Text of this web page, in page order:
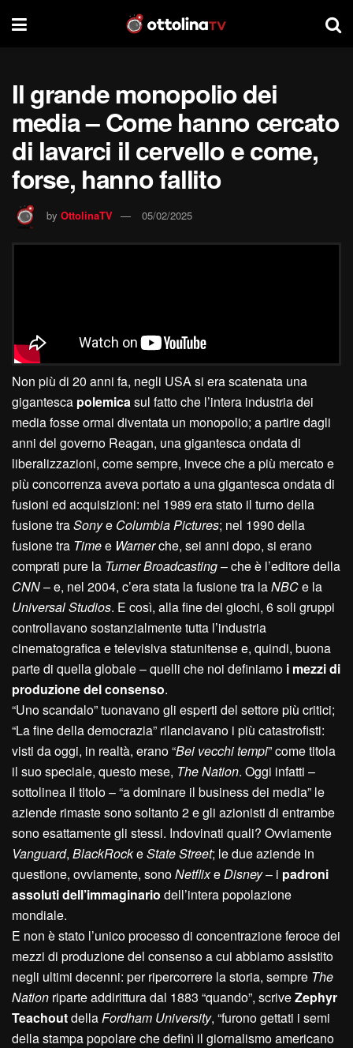
Il grande monopolio dei
media – Come hanno cercato
di lavarci il cervello e come,
forse, hanno fallito
by OttolinaTV 05/02/2025
Non più di 20 anni fa, negli USA si era scatenata una
gigantesca polemicasul fatto che l’intera industria dei
media fosse ormai diventata un monopolio; a partire dagli
anni del governo Reagan, una gigantesca ondata di
liberalizzazioni, come sempre, invece che a più mercato e
più concorrenza aveva portato a una gigantesca ondata di
fusioni ed acquisizioni: nel 1989 era stato il turno della
fusione traSonye Columbia Pictures; nel 1990 della
fusione tra Timee Warnerche, sei anni dopo, si erano
comprati pure la Turner Broadcasting– che è l’editore della
CNN– e, nel 2004, c’era stata la fusione tra laNBCe la
Universal Studios. E così, alla fine dei giochi, 6 soli gruppi
controllavano sostanzialmente tutta l’industria
cinematografica e televisiva statunitense e, quindi, buona
parte di quella globale – quelli che noi definiamo i mezzi di
produzione del consenso.
“Uno scandalo” tuonavano gli esperti del settore più critici;
“La fine della democrazia” rilanciavano i più catastrofisti:
visti da oggi, in realtà, erano “Bei vecchi tempi” come titola
il suo speciale, questo mese, The Nation. Oggi infatti –
sottolinea il titolo – “a dominare il business dei media” le
aziende rimaste sono soltanto 2 e gli azionisti di entrambe
sono esattamente gli stessi. Indovinati quali? Ovviamente
Vanguard, BlackRockeState Street; le due aziende in
questione, ovviamente, sonoNetflixeDisney– i padroni
assoluti dell’immaginario dell’intera popolazione
mondiale.
E non è stato l’unico processo di concentrazione feroce dei
mezzi di produzione del consenso a cui abbiamo assistito
negli ultimi decenni: per ripercorrere la storia, sempre The
Nation riparte addirittura dal 1883 “quando”, scriveZephyr
TeachoutdellaFordham University, “furono gettati i semi
della stampa popolare che definì il giornalismo americano